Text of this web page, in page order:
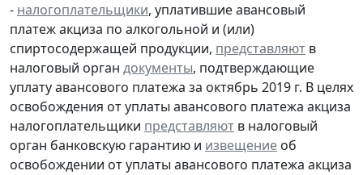
- налогоплательщики, уплатившие авансовый
платеж акциза по алкогольной и (или)
спиртосодержащей продукции, представляют в
налоговый орган документы, подтверждающие
уплату авансового платежа за октябрь 2019 г. В целях
освобождения от уплаты авансового платежа акциза
налогоплательщики представляют в налоговый
орган банковскую гарантию и извещение об
освобождении от уплаты авансового платежа акциза